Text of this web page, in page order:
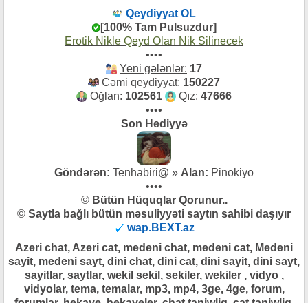
Qeydiyyat OL
[100% Tam Pulsuzdur]
Erotik Nikle Qeyd Olan Nik Silinecek
••••
Yeni gələnlər: 17
Cəmi qeydiyyat: 150227
Oğlan: 102561 Qız: 47666
••••
Son Hediyyə
Göndərən: Tenhabiri@ » Alan: Pinokiyo
••••
© Bütün Hüquqlar Qorunur..
© Saytla bağlı bütün məsuliyyəti saytın sahibi daşıyır
wap.BEXT.az
Azeri chat, Azeri cat, medeni chat, medeni cat, Medeni
sayit, medeni sayt, dini chat, dini cat, dini sayit, dini sayt,
sayitlar, saytlar, wekil sekil, sekiler, wekiler , vidyo ,
vidyolar, tema, temalar, mp3, mp4, 3ge, 4ge, forum,